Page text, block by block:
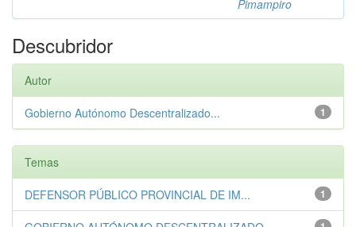
Pimampiro
Descubridor
Autor
1
Gobierno Autónomo Descentralizado...
Temas
1
DEFENSOR PÚBLICO PROVINCIAL DE IM...